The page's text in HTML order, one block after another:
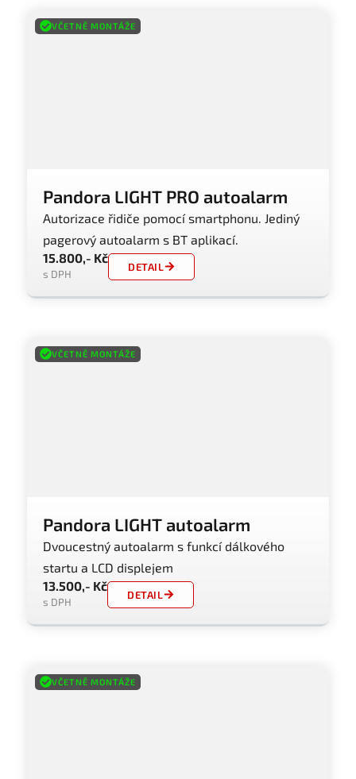
VČETNĚ MONTÁŽE
Pandora LIGHT PRO autoalarm
Autorizace řidiče pomocí smartphonu. Jediný
pagerový autoalarm s BT aplikací.
15.800,- Kč
s DPH
DETAIL
VČETNĚ MONTÁŽE
Pandora LIGHT autoalarm
Dvoucestný autoalarm s funkcí dálkového
startu a LCD displejem
13.500,- Kč
s DPH
DETAIL
VČETNĚ MONTÁŽE